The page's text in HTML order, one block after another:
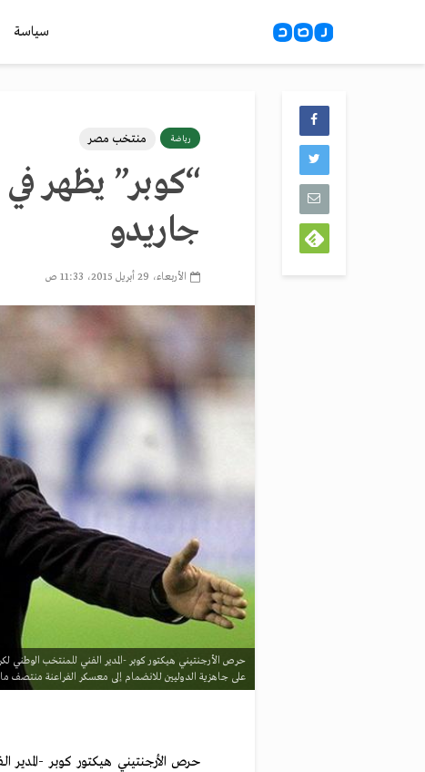
سياسة
رياضة منتخب مصر
“كوبر” يظهر
جاريدو
الأربعاء، 29 أبريل 2015، 11:33 ص
حرص الأرجنتيني هيكتور كوبر -المدير الفني للمنتخب الوطني
على جاهزية الدوليين للانضمام إلى معسكر الفراعنة منتصف
حرص الأرجنتيني هيكتور كوبر -